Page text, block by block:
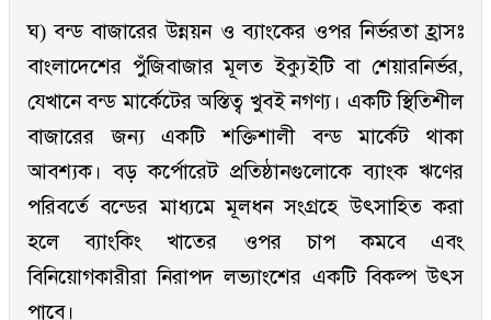
ঘ) বন্ড বাজারের উন্নয়ন ও ব্যাংকের ওপর নির্ভরতা হ্রাসঃ
বাংলাদেশের পুঁজিবাজার মূলত ইক্যুইটি বা শেয়ারনির্ভর,
যেখানে বন্ড মার্কেটের অস্তিত্ব খুবই নগণ্য। একটি স্থিতিশীল
বাজারের জন্য একটি শক্তিশালী বন্ড মার্কেট থাকা
আবশ্যক। বড় কর্পোরেট প্রতিষ্ঠানগুলোকে ব্যাংক ঋণের
পরিবর্তে বন্ডের মাধ্যমে মূলধন সংগ্রহে উৎসাহিত করা
হলে ব্যাংকিং খাতের ওপর চাপ কমবে এবং
বিনিয়োগকারীরা নিরাপদ লভ্যাংশের একটি বিকল্প উৎস
পাবে।